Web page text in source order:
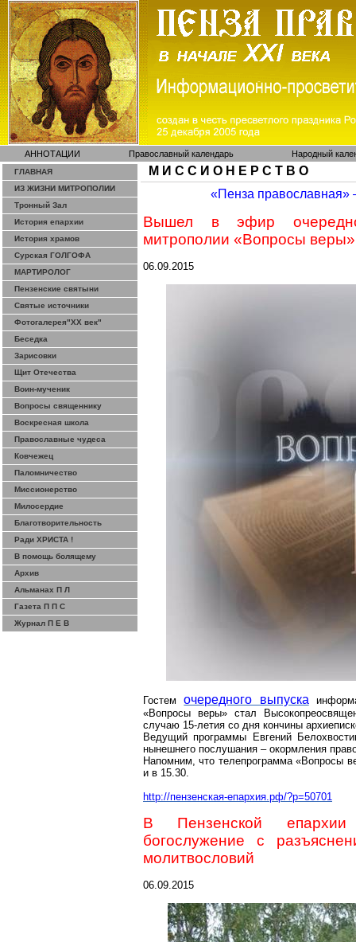
АННОТАЦИИ Православный календарь Народный
ГЛАВНАЯ
ИЗ ЖИЗНИ МИТРОПОЛИИ
Тронный Зал
История епархии
История храмов
Сурская ГОЛГОФА
МАРТИРОЛОГ
Пензенские святыни
Святые источники
Фотогалерея"ХХ век"
Беседка
Зарисовки
Щит Отечества
Воин-мученик
Вопросы священнику
Воскресная школа
Православные чудеса
Ковчежец
Паломничество
Миссионерство
Милосердие
Благотворительность
Ради ХРИСТА !
В помощь болящему
Архив
Альманах П Л
Газета П П С
Журнал П Е В
М И С С И О Н Е Р С Т В О
«Пенза православная»
Вышел в эфир
митрополии «Вопросы веры»
06.09.2015
Гостемочередного выпуска
«Вопросы веры» стал
случаю 15-летия со дня кончины
Ведущий программы Евгений
нынешнего послушания – окормления
Напомним, что телепрограмма «Вопросы
и в 15.30.
http://пензенская-епархия.рф/?p=50701
В Пензенской епархии
богослужение с
молитвословий
06.09.2015